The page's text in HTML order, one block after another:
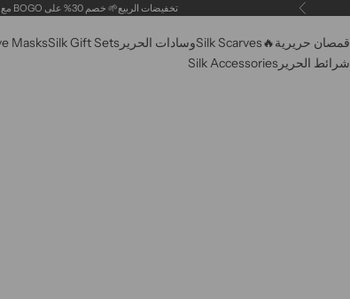
سابق تخفيضات الربيع🌱 خصم 30% على BOGO مع الرمز:
قمصان حريرية🔥Silk Scarvesوسادات الحرير Silk Gift Sets
Masks
شرائط الحرير Silk Accessories